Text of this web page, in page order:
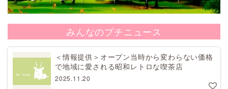
みんなのプチニュース
＜情報提供＞オープン当時から変わらない価格
で地域に愛される昭和レトロな喫茶店
2025.11.20